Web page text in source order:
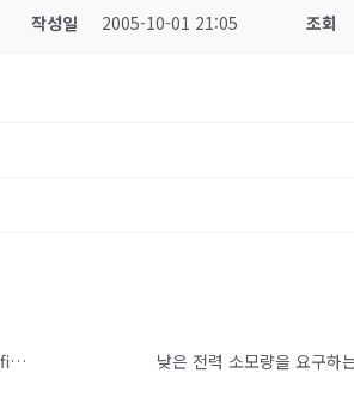
작성일 2005-10-01 21:05 조회
Enhancing the Performance of MPEG Audio Coders by Using Modified Pre-echo control